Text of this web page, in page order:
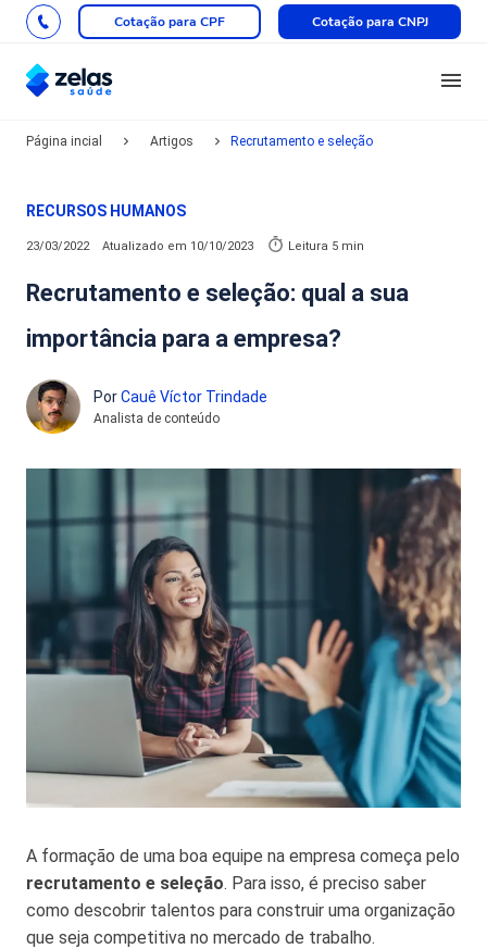
Cotação para CPF Cotação para CNPJ
Página incial Artigos Recrutamento e seleção
RECURSOS HUMANOS
23/03/2022 Atualizado em 10/10/2023 Leitura 5 min
Recrutamento e seleção: qual a sua
importância para a empresa?
PorCauê Víctor Trindade
Analista de conteúdo
A formação de uma boa equipe na empresa começa pelo
recrutamento e seleção. Para isso, é preciso saber
como descobrir talentos para construir uma organização
que seja competitiva no mercado de trabalho.